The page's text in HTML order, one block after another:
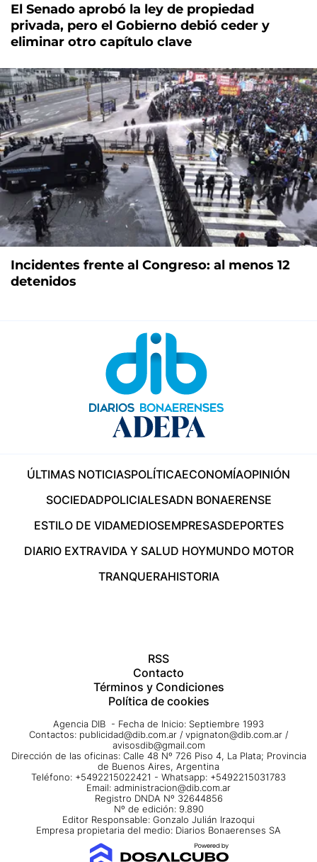
El Senado aprobó la ley de propiedad
privada, pero el Gobierno debió ceder y
eliminar otro capítulo clave
Incidentes frente al Congreso: al menos 12
detenidos
ÚLTIMAS NOTICIASPOLÍTICAECONOMÍAOPINIÓN
SOCIEDADPOLICIALESADN BONAERENSE
ESTILO DE VIDAMEDIOSEMPRESASDEPORTES
DIARIO EXTRAVIDA Y SALUD HOYMUNDO MOTOR
TRANQUERAHISTORIA
RSS
Contacto
Términos y Condiciones
Política de cookies
Agencia DIB - Fecha de Inicio: Septiembre 1993
Contactos: publicidad@dib.com.ar / vpignaton@dib.com.ar /
avisosdib@gmail.com
Dirección de las oficinas: Calle 48 Nº 726 Piso 4, La Plata; Provincia
de Buenos Aires, Argentina
Teléfono: +5492215022421 - Whatsapp: +5492215031783
Email: administracion@dib.com.ar
Registro DNDA Nº 32644856
Nº de edición: 9.890
Editor Responsable: Gonzalo Julián Irazoqui
Empresa propietaria del medio: Diarios Bonaerenses SA